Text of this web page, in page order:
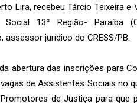
Lira, recebeu Tárcio Teixeira e
13ª Região- Paraíba
jurídico do CRESS/PB.
abertura das inscrições para
de Assistentes Sociais no
de Justiça para que